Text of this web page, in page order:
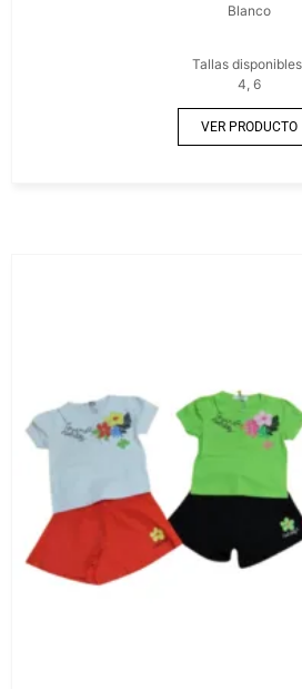
Blanco
Tallas
4, 6
VER PRODUCTO